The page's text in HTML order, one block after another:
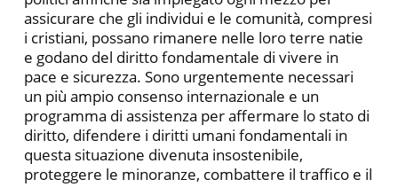
assicurare che gli individui e le comunità, compresi
i cristiani, possano rimanere nelle loro terre natie
e godano del diritto fondamentale di vivere in
pace e sicurezza. Sono urgentemente necessari
un più ampio consenso internazionale e un
programma di assistenza per affermare lo stato di
diritto, difendere i diritti umani fondamentali in
questa situazione divenuta insostenibile,
proteggere le minoranze, combattere il traffico e il